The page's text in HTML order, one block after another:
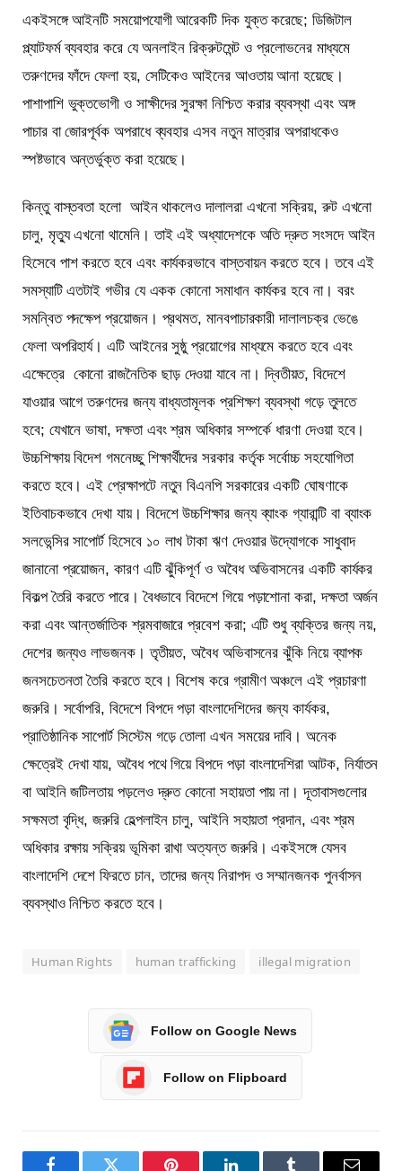
একইসঙ্গে আইনটি সময়োপযোগী আরেকটি দিক যুক্ত করেছে; ডিজিটাল
প্ল্যাটফর্ম ব্যবহার করে যে অনলাইন রিক্রুটমেন্ট ও প্রলোভনের মাধ্যমে
তরুণদের ফাঁদে ফেলা হয়, সেটিকেও আইনের আওতায় আনা হয়েছে।
পাশাপাশি ভুক্তভোগী ও সাক্ষীদের সুরক্ষা নিশ্চিত করার ব্যবস্থা এবং অঙ্গ
পাচার বা জোরপূর্বক অপরাধে ব্যবহার এসব নতুন মাত্রার অপরাধকেও
স্পষ্টভাবে অন্তর্ভুক্ত করা হয়েছে।
কিন্তু বাস্তবতা হলো আইন থাকলেও দালালরা এখনো সক্রিয়, রুট এখনো
চালু, মৃত্যু এখনো থামেনি। তাই এই অধ্যাদেশকে অতি দ্রুত সংসদে আইন
হিসেবে পাশ করতে হবে এবং কার্যকরভাবে বাস্তবায়ন করতে হবে। তবে এই
সমস্যাটি এতটাই গভীর যে একক কোনো সমাধান কার্যকর হবে না। বরং
সমন্বিত পদক্ষেপ প্রয়োজন। প্রথমত, মানবপাচারকারী দালালচক্র ভেঙে
ফেলা অপরিহার্য। এটি আইনের সুষ্ঠু প্রয়োগের মাধ্যমে করতে হবে এবং
এক্ষেত্রে কোনো রাজনৈতিক ছাড় দেওয়া যাবে না। দ্বিতীয়ত, বিদেশে
যাওয়ার আগে তরুণদের জন্য বাধ্যতামূলক প্রশিক্ষণ ব্যবস্থা গড়ে তুলতে
হবে; যেখানে ভাষা, দক্ষতা এবং শ্রম অধিকার সম্পর্কে ধারণা দেওয়া হবে।
উচ্চশিক্ষায় বিদেশ গমনেচ্ছু শিক্ষার্থীদের সরকার কর্তৃক সর্বোচ্চ সহযোগিতা
করতে হবে। এই প্রেক্ষাপটে নতুন বিএনপি সরকারের একটি ঘোষণাকে
ইতিবাচকভাবে দেখা যায়। বিদেশে উচ্চশিক্ষার জন্য ব্যাংক গ্যারান্টি বা ব্যাংক
সলভেন্সির সাপোর্ট হিসেবে ১০ লাখ টাকা ঋণ দেওয়ার উদ্যোগকে সাধুবাদ
জানানো প্রয়োজন, কারণ এটি ঝুঁকিপূর্ণ ও অবৈধ অভিবাসনের একটি কার্যকর
বিকল্প তৈরি করতে পারে। বৈধভাবে বিদেশে গিয়ে পড়াশোনা করা, দক্ষতা অর্জন
করা এবং আন্তর্জাতিক শ্রমবাজারে প্রবেশ করা; এটি শুধু ব্যক্তির জন্য নয়,
দেশের জন্যও লাভজনক। তৃতীয়ত, অবৈধ অভিবাসনের ঝুঁকি নিয়ে ব্যাপক
জনসচেতনতা তৈরি করতে হবে। বিশেষ করে গ্রামীণ অঞ্চলে এই প্রচারণা
জরুরি। সর্বোপরি, বিদেশে বিপদে পড়া বাংলাদেশিদের জন্য কার্যকর,
প্রাতিষ্ঠানিক সাপোর্ট সিস্টেম গড়ে তোলা এখন সময়ের দাবি। অনেক
ক্ষেত্রেই দেখা যায়, অবৈধ পথে গিয়ে বিপদে পড়া বাংলাদেশিরা আটক, নির্যাতন
বা আইনি জটিলতায় পড়লেও দ্রুত কোনো সহায়তা পায় না। দূতাবাসগুলোর
সক্ষমতা বৃদ্ধি, জরুরি হেল্পলাইন চালু, আইনি সহায়তা প্রদান, এবং শ্রম
অধিকার রক্ষায় সক্রিয় ভূমিকা রাখা অত্যন্ত জরুরি। একইসঙ্গে যেসব
বাংলাদেশি দেশে ফিরতে চান, তাদের জন্য নিরাপদ ও সম্মানজনক পুনর্বাসন
ব্যবস্থাও নিশ্চিত করতে হবে।
Human Rights human trafficking illegal migration
Follow on Google News
Follow on Flipboard